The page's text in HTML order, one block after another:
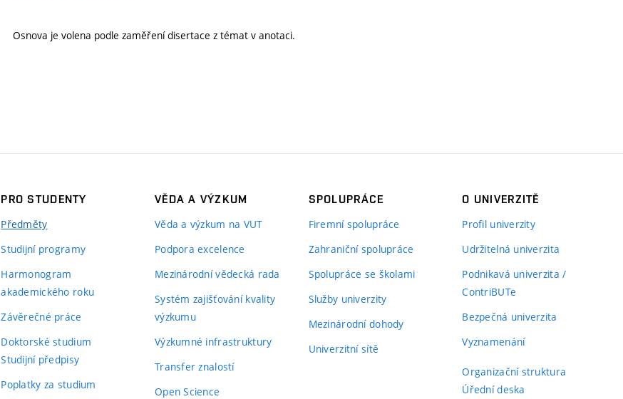
Osnova je volena podle zaměření disertace z témat v anotaci.
PRO STUDENTY
Předměty
Studijní programy
Harmonogram
akademického roku
Závěrečné práce
Doktorské studium
Studijní předpisy
Poplatky za studium
VĚDA A VÝZKUM
Věda a výzkum na VUT
Podpora excelence
Mezinárodní vědecká rada
Systém zajišťování kvality
výzkumu
Výzkumné infrastruktury
Transfer znalostí
Open Science
SPOLUPRÁCE
Firemní spolupráce
Zahraniční spolupráce
Spolupráce se školami
Služby univerzity
Mezinárodní dohody
Univerzitní sítě
O UNIVERZITĚ
Profil univerzity
Udržitelná univerzita
Podnikavá univerzita /
ContriBUTe
Bezpečná univerzita
Vyznamenání
Organizační struktura
Úřední deska